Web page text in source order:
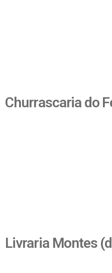
Churrascaria do
Livraria Montes